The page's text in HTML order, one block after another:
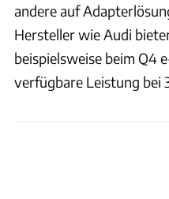
andere auf
Hersteller wie Audi
beispielsweise beim Q4
verfügbare Leistung bei